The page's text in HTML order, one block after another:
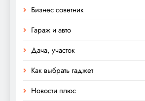
Бизнес советник
Гараж и авто
Дача, участок
Как выбрать гаджет
Новости плюс